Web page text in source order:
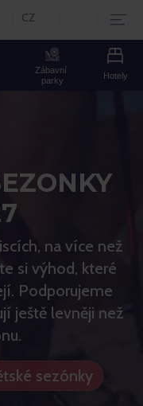
CZ
Zábavní
parky
Hotely
na více než
si výhod, které
Podporujeme
ještě levněji než
sezónky